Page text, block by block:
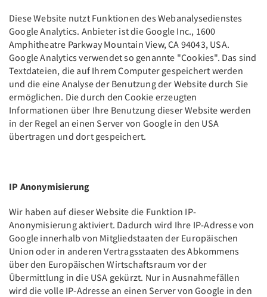
Diese Website nutzt Funktionen des Webanalysedienstes
Google Analytics. Anbieter ist die Google Inc., 1600
Amphitheatre Parkway Mountain View, CA 94043, USA.
Google Analytics verwendet so genannte "Cookies". Das sind
Textdateien, die auf Ihrem Computer gespeichert werden
und die eine Analyse der Benutzung der Website durch Sie
ermöglichen. Die durch den Cookie erzeugten
Informationen über Ihre Benutzung dieser Website werden
in der Regel an einen Server von Google in den USA
übertragen und dort gespeichert.
IP Anonymisierung
Wir haben auf dieser Website die Funktion IP-
Anonymisierung aktiviert. Dadurch wird Ihre IP-Adresse von
Google innerhalb von Mitgliedstaaten der Europäischen
Union oder in anderen Vertragsstaaten des Abkommens
über den Europäischen Wirtschaftsraum vor der
Übermittlung in die USA gekürzt. Nur in Ausnahmefällen
wird die volle IP-Adresse an einen Server von Google in den